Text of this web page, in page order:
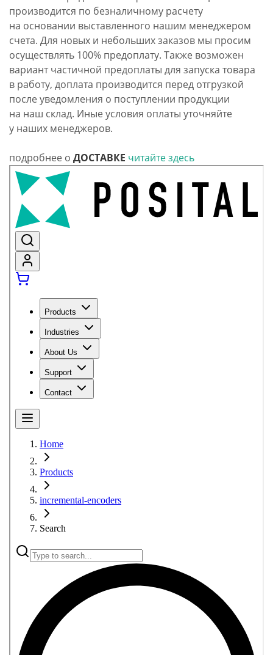
производится по безналичному расчету
на основании выставленного нашим менеджером
счета. Для новых и небольших заказов мы просим
осуществлять 100% предоплату. Также возможен
вариант частичной предоплаты для запуска товара
в работу, доплата производится перед отгрузкой
после уведомления о поступлении продукции
на наш склад. Иные условия оплаты уточняйте
у наших менеджеров.
подробнее о ДОСТАВКЕ читайте здесь